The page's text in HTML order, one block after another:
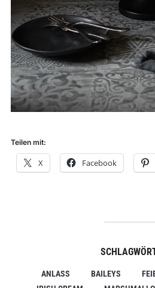
Teilen mit:
X Facebook
ANLASS BAILEYS